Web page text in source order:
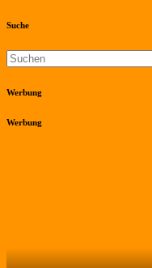
Suche
Werbung
Werbung